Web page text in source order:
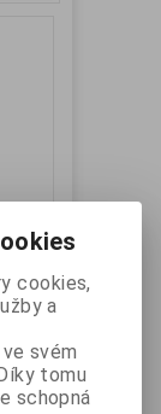
cookies,
a
svém
tomu
schopná